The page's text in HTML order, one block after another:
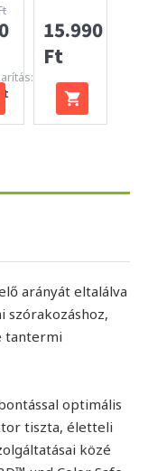
15.990
Ft
arányát eltalálva
szórakozáshoz,
tantermi
optimális
tiszta, életteli
közé